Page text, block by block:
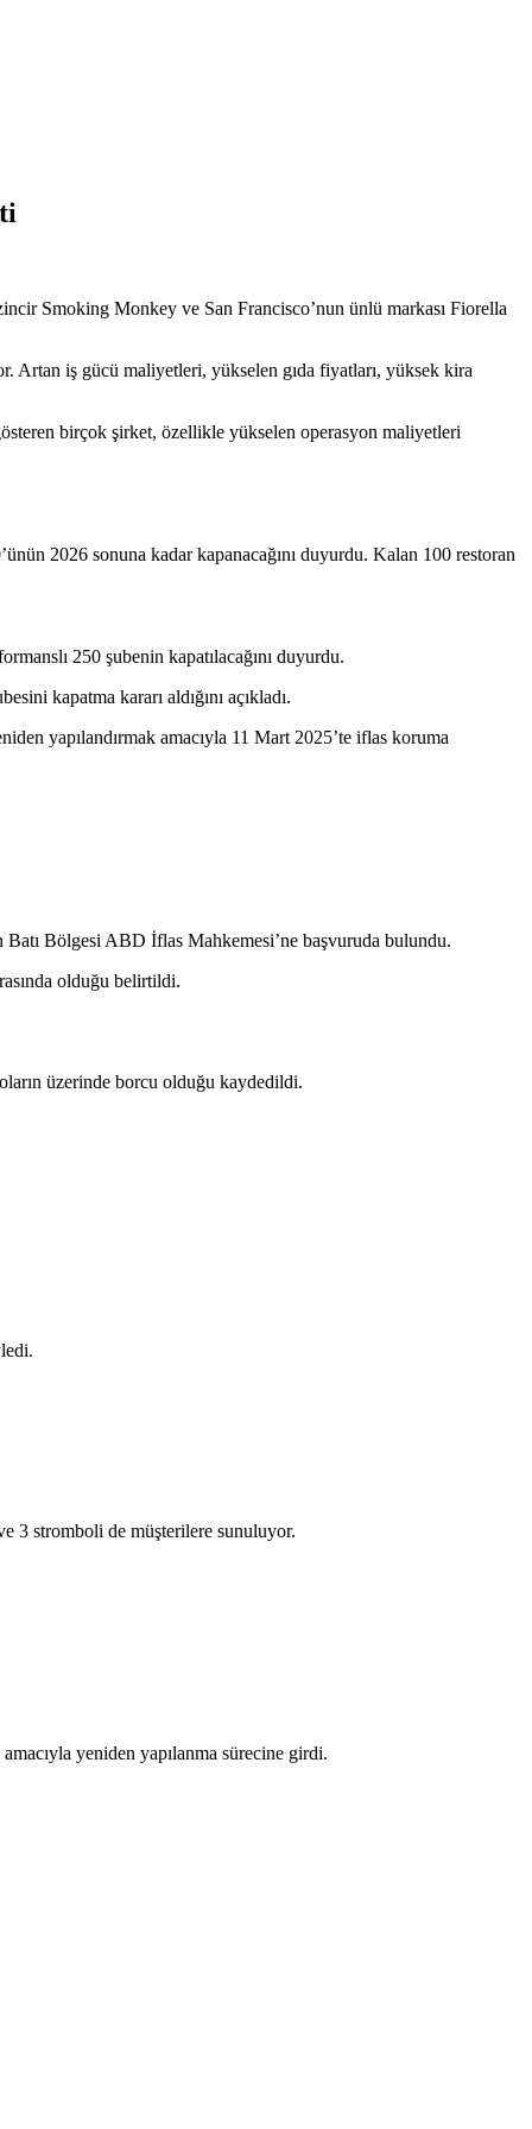
Smoking Monkey ve San Francisco’nun ünlü markası Fiorella
Artan iş gücü maliyetleri, yükselen gıda fiyatları, yüksek kira
birçok şirket, özellikle yükselen operasyon maliyetleri
2026 sonuna kadar kapanacağını duyurdu. Kalan 100 restoran
250 şubenin kapatılacağını duyurdu.
kapatma kararı aldığını açıkladı.
yapılandırmak amacıyla 11 Mart 2025’te iflas koruma
Bölgesi ABD İflas Mahkemesi’ne başvuruda bulundu.
olduğu belirtildi.
üzerinde borcu olduğu kaydedildi.
3 stromboli de müşterilere sunuluyor.
yeniden yapılanma sürecine girdi.